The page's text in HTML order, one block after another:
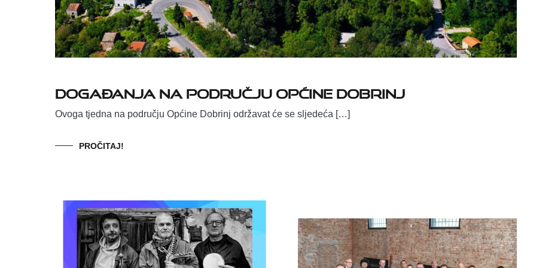
Događanja na području Općine Dobrinj
Ovoga tjedna na području Općine Dobrinj održavat će se sljedeća […]
PROČITAJ!